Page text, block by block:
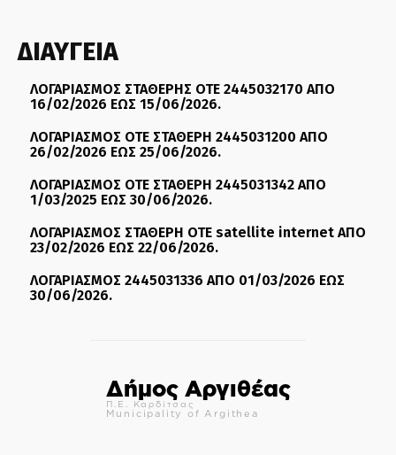
ΔΙΑΥΓΕΙΑ
ΛΟΓΑΡΙΑΣΜΟΣ ΣΤΑΘΕΡΗΣ ΟΤΕ 2445032170 ΑΠΟ
16/02/2026 ΕΩΣ 15/06/2026.
ΛΟΓΑΡΙΑΣΜΟΣ ΟΤΕ ΣΤΑΘΕΡΗ 2445031200 ΑΠΟ
26/02/2026 ΕΩΣ 25/06/2026.
ΛΟΓΑΡΙΑΣΜΟΣ ΟΤΕ ΣΤΑΘΕΡΗ 2445031342 ΑΠΟ
1/03/2025 ΕΩΣ 30/06/2026.
ΛΟΓΑΡΙΑΣΜΟΣ ΣΤΑΘΕΡΗ ΟΤΕ satellite internet ΑΠΟ
23/02/2026 ΕΩΣ 22/06/2026.
ΛΟΓΑΡΙΑΣΜΟΣ 2445031336 ΑΠΟ 01/03/2026 ΕΩΣ
30/06/2026.
Δήμος Αργιθέας
Π.Ε. Καρδίτσας
Municipality of Argithea